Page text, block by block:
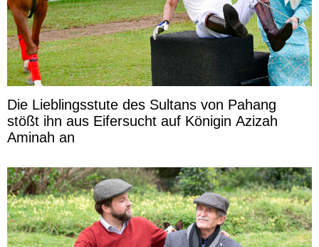
Die Lieblingsstute des Sultans von Pahang
stößt ihn aus Eifersucht auf Königin Azizah
Aminah an